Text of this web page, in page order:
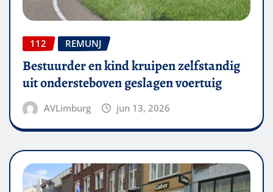
112 REMUNJ
Bestuurder en kind kruipen zelfstandig
uit ondersteboven geslagen voertuig
AVLimburg jun 13, 2026